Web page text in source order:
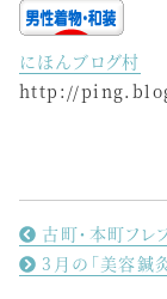
にほんブログ村
http://
古町・本町フレ
3月の「美容鍼